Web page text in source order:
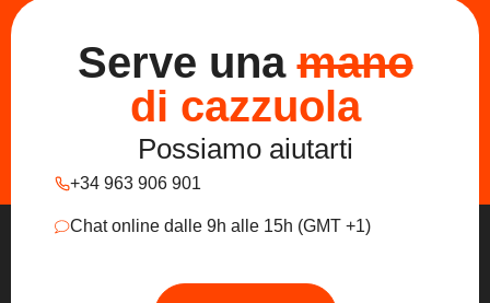
Serve unamano
di cazzuola
Possiamo aiutarti
+34 963 906 901
Chat online dalle 9h alle 15h (GMT +1)